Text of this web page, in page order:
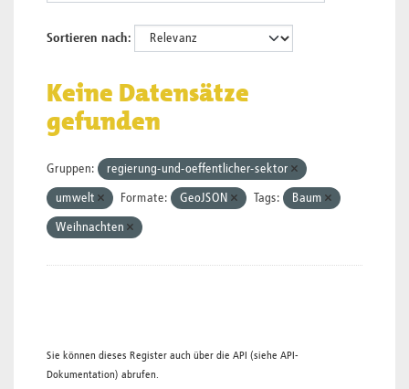
Sortieren nach
Keine Datensätze
gefunden
Gruppen: regierung-und-oeffentlicher-sektor
umwelt Formate: GeoJSON Tags: Baum
Weihnachten
Sie können dieses Register auch über die API (siehe API-
Dokumentation) abrufen.